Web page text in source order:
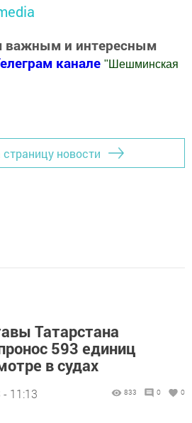
важным и интересным
канале " Шешминская
страницу новости
Татарстана
593 единиц
в судах
11:13 833 0 0